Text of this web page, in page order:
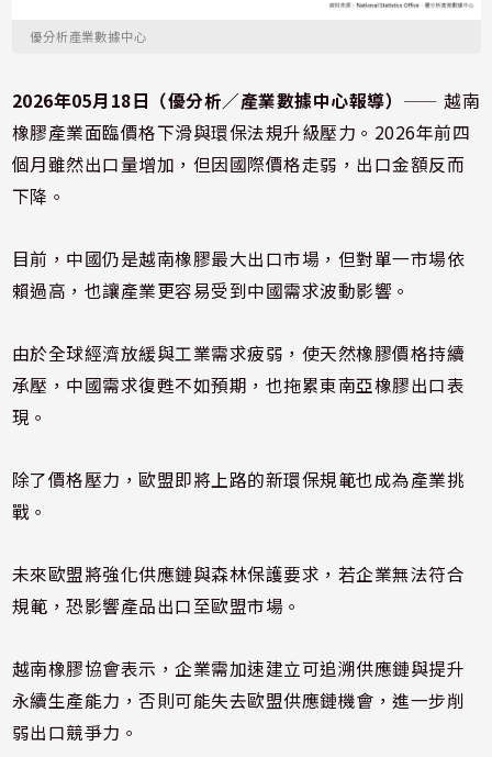
優分析產業數據中心
2026年05月18日（優分析／產業數據中心報導） ⸺ 越南
橡膠產業面臨價格下滑與環保法規升級壓力。2026年前四
個月雖然出口量增加，但因國際價格走弱，出口金額反而
下降。
目前，中國仍是越南橡膠最大出口市場，但對單一市場依
賴過高，也讓產業更容易受到中國需求波動影響。
由於全球經濟放緩與工業需求疲弱，使天然橡膠價格持續
承壓，中國需求復甦不如預期，也拖累東南亞橡膠出口表
現。
除了價格壓力，歐盟即將上路的新環保規範也成為產業挑
戰。
未來歐盟將強化供應鏈與森林保護要求，若企業無法符合
規範，恐影響產品出口至歐盟市場。
越南橡膠協會表示，企業需加速建立可追溯供應鏈與提升
永續生產能力，否則可能失去歐盟供應鏈機會，進一步削
弱出口競爭力。